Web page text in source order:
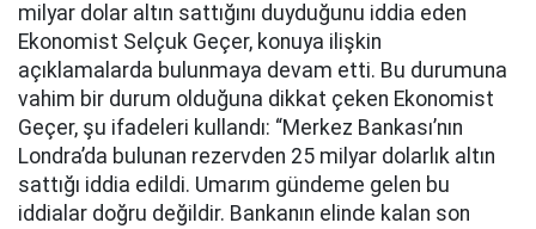
milyar dolar altın sattığını duyduğunu iddia eden
Ekonomist Selçuk Geçer, konuya ilişkin
açıklamalarda bulunmaya devam etti. Bu durumuna
vahim bir durum olduğuna dikkat çeken Ekonomist
Geçer, şu ifadeleri kullandı: “Merkez Bankası’nın
Londra’da bulunan rezervden 25 milyar dolarlık altın
sattığı iddia edildi. Umarım gündeme gelen bu
iddialar doğru değildir. Bankanın elinde kalan son